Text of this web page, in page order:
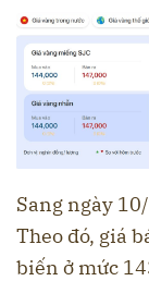
Sang ngày
Theo đó, giá
biến ở mức